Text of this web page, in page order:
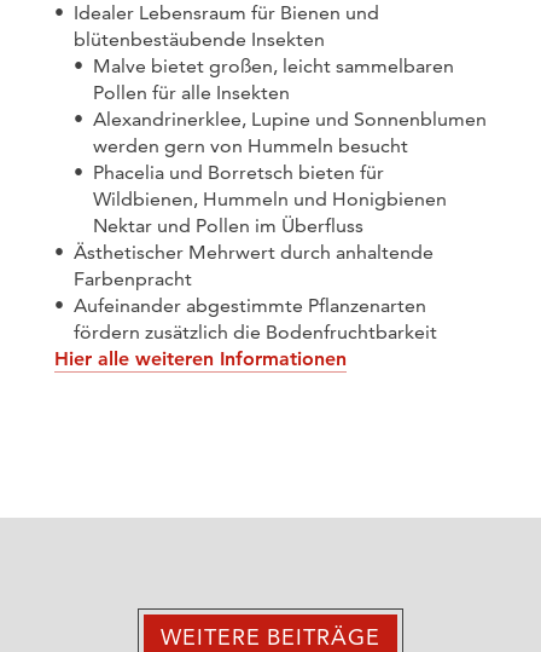
Idealer Lebensraum für Bienen und
blütenbestäubende Insekten
Malve bietet großen, leicht sammelbaren
Pollen für alle Insekten
Alexandrinerklee, Lupine und Sonnenblumen
werden gern von Hummeln besucht
Phacelia und Borretsch bieten für
Wildbienen, Hummeln und Honigbienen
Nektar und Pollen im Überfluss
Ästhetischer Mehrwert durch anhaltende
Farbenpracht
Aufeinander abgestimmte Pflanzenarten
fördern zusätzlich die Bodenfruchtbarkeit
Hier alle weiteren Informationen
WEITERE BEITRÄGE